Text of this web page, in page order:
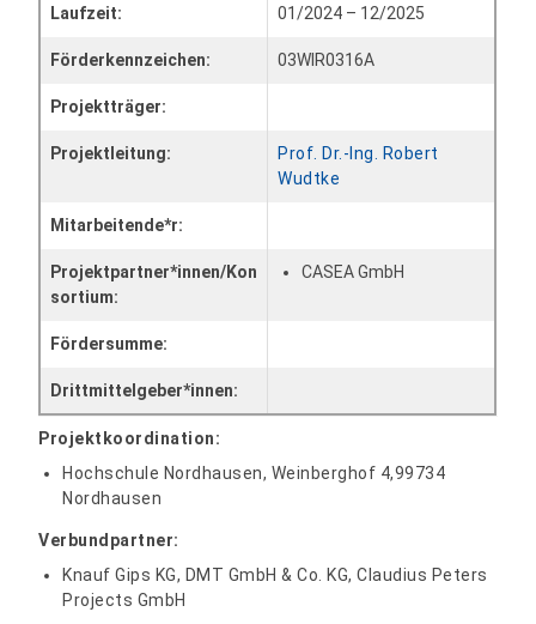
Laufzeit: 01/2024 – 12/2025
Förderkennzeichen: 03WIR0316A
Projektträger:
Projektleitung:
Prof. Dr.-Ing. Robert
Wudtke
Mitarbeitende*r:
Projektpartner*innen/Kon
sortium:
CASEA GmbH
Fördersumme:
Drittmittelgeber*innen:
Projektkoordination:
Hochschule Nordhausen, Weinberghof 4,99734
Nordhausen
Verbundpartner:
Knauf Gips KG, DMT GmbH & Co. KG, Claudius Peters
Projects GmbH